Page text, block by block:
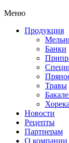
Меню
Продукция
Банки
Травы
Хорека
Новости
Рецепты
Партнерам
О компании